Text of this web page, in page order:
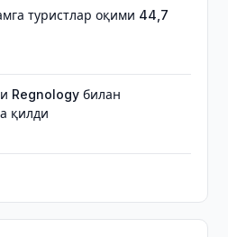
туристлар оқими 44,7
Regnology билан
қилди